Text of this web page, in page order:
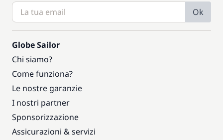
Ok
Globe Sailor
Chi siamo?
Come funziona?
Le nostre garanzie
I nostri partner
Sponsorizzazione
Assicurazioni & servizi